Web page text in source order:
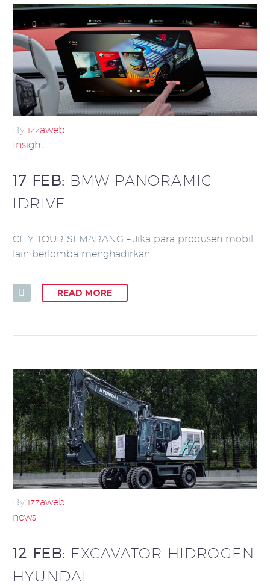
By izzaweb
Insight
17 FEB: BMW PANORAMIC
IDRIVE
CITY TOUR SEMARANG – Jika para produsen mobil
lain berlomba menghadirkan…
READ MORE
By izzaweb
news
12 FEB: EXCAVATOR HIDROGEN
HYUNDAI